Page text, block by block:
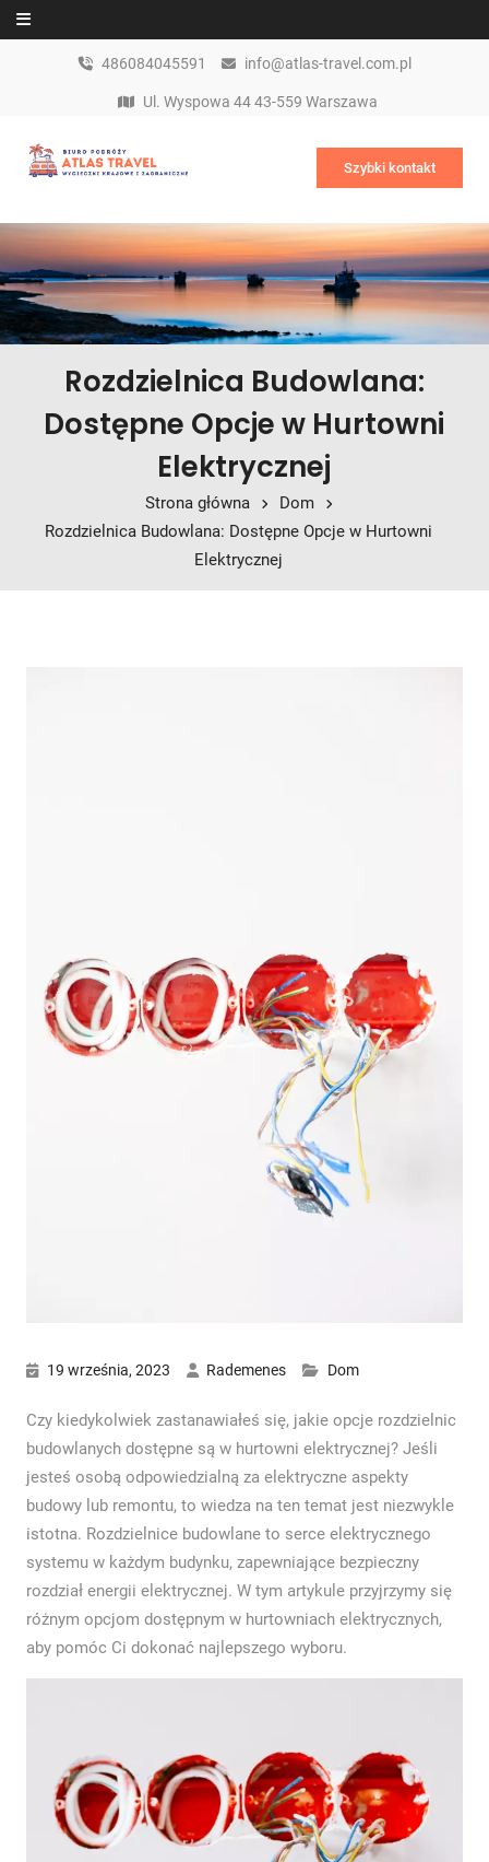
Skip to content
486084045591 info@atlas-travel.com.pl
Ul. Wyspowa 44 43-559 Warszawa
Szybki kontakt
Rozdzielnica Budowlana:
Dostępne Opcje w Hurtowni
Elektrycznej
Strona główna
Dom
Rozdzielnica Budowlana: Dostępne Opcje w Hurtowni
Elektrycznej
19 września, 2023 Rademenes Dom
Czy kiedykolwiek zastanawiałeś się, jakie opcje rozdzielnic
budowlanych dostępne są w hurtowni elektrycznej? Jeśli
jesteś osobą odpowiedzialną za elektryczne aspekty
budowy lub remontu, to wiedza na ten temat jest niezwykle
istotna. Rozdzielnice budowlane to serce elektrycznego
systemu w każdym budynku, zapewniające bezpieczny
rozdział energii elektrycznej. W tym artykule przyjrzymy się
różnym opcjom dostępnym w hurtowniach elektrycznych,
aby pomóc Ci dokonać najlepszego wyboru.